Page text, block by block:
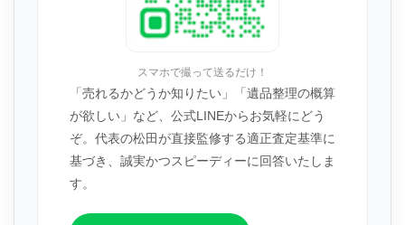
スマホで撮って送るだけ！
「売れるかどうか知りたい」「遺品整理の概算
が欲しい」など、公式LINEからお気軽にどう
ぞ。代表の松田が直接監修する適正査定基準に
基づき、誠実かつスピーディーに回答いたしま
す。